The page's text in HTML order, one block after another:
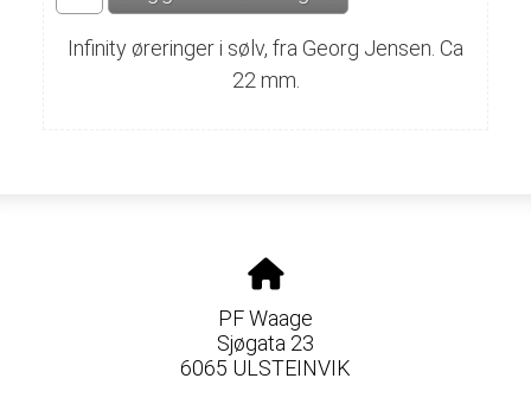
Infinity øreringer i sølv, fra Georg Jensen. Ca
22 mm.
PF Waage
Sjøgata 23
6065 ULSTEINVIK